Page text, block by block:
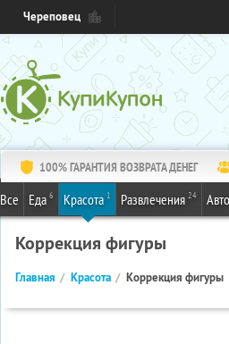
Череповец
100% ГАРАНТИЯ ВОЗВРАТА ДЕНЕГ
Все Еда 6 Красота 1 Развлечения 24 Авто
Коррекция фигуры
Главная Красота Коррекция фигуры